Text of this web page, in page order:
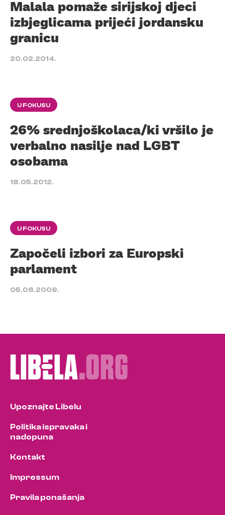
Malala pomaže sirijskoj djeci
izbjeglicama prijeći jordansku
granicu
20.02.2014.
U FOKUSU
26% srednjoškolaca/ki vršilo je
verbalno nasilje nad LGBT
osobama
18.05.2012.
U FOKUSU
Započeli izbori za Europski
parlament
05.06.2009.
Upoznajte Libelu
Politika ispravaka i
nadopuna
Kontakt
Impressum
Pravila ponašanja